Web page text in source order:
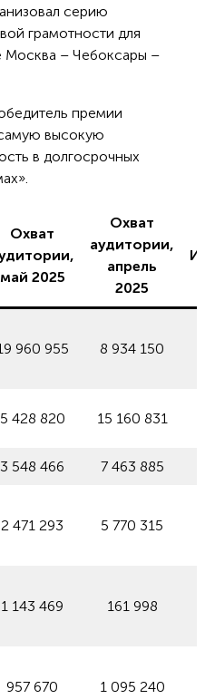
серию
грамотности для
Москва – Чебоксары –
премии
высокую
в долгосрочных
Охват
май 2025
Охват
аудитории,
апрель
2025
960 955 8 934 150
5 428 820 15 160 831
3 548 466 7 463 885
2 471 293 5 770 315
1 143 469 161 998
957 670 1 095 240